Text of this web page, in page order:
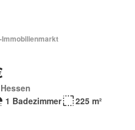
Immobilienmarkt
1 Badezimmer 225 m²